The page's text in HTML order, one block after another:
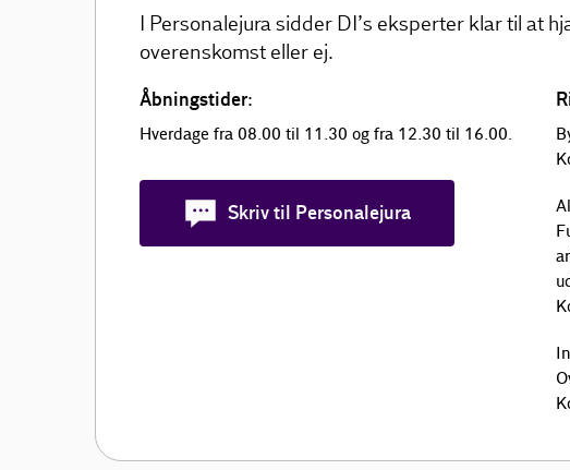
I Personalejura sidder DI’s eksperter klar til at
overenskomst eller ej.
Åbningstider:
Hverdage fra 08.00 til 11.30 og fra 12.30 til 16.00.
Skriv til Personalejura